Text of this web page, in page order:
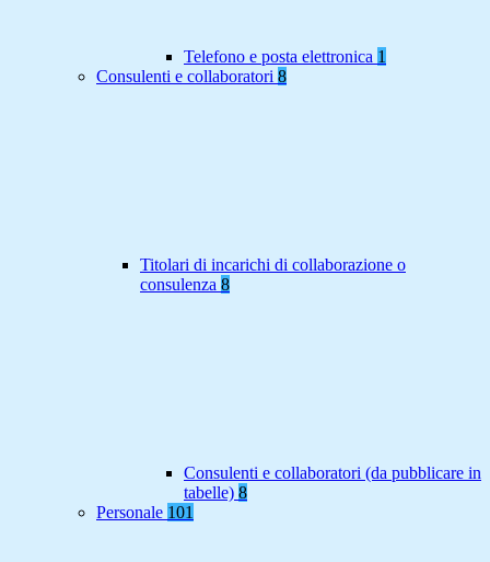
Telefono e posta elettronica 1
Consulenti e collaboratori 8
Titolari di incarichi di collaborazione o
consulenza 8
Consulenti e collaboratori (da pubblicare in
tabelle) 8
Personale 101